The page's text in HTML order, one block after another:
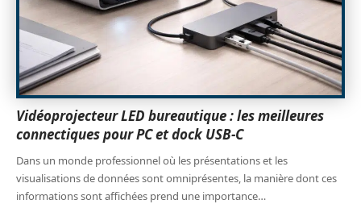
Vidéoprojecteur LED bureautique : les meilleures
connectiques pour PC et dock USB-C
Dans un monde professionnel où les présentations et les
visualisations de données sont omniprésentes, la manière dont ces
informations sont affichées prend une importance…